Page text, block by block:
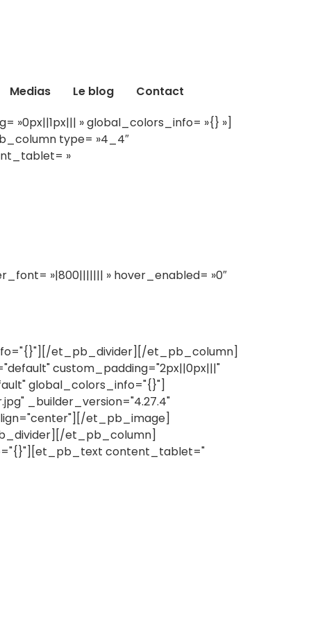
Medias Le blog
Contact
»0px||1px||| » global_colors_info= »{} »]
type= »4_4″
»
»|800||||||| » hover_enabled= »0″
et_pb_divider][/et_pb_column]
custom_padding="2px||0px|||"
global_colors_info="{}"]
_builder_version="4.27.4"
et_pb_image]
et_pb_column]
content_tablet="